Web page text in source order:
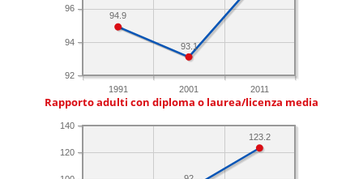
1991 2001 2011
92
94
96
93.1
94.9
Rapporto adulti con diploma o laurea/licenza media
120
140
123.2